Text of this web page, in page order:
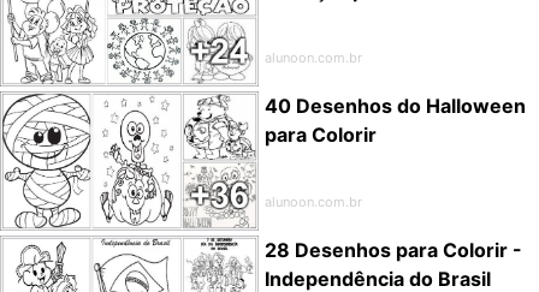
alunoon.com.br
40 Desenhos do Halloween
para Colorir
alunoon.com.br
28 Desenhos para Colorir -
Independência do Brasil